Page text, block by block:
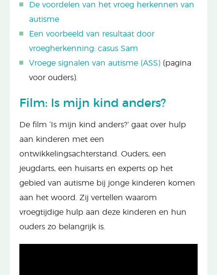
De voordelen van het vroeg herkennen van
autisme
Een voorbeeld van resultaat door
vroegherkenning: casus Sam
Vroege signalen van autisme (ASS) (pagina
voor ouders).
Film: Is mijn kind anders?
De film ‘Is mijn kind anders?’ gaat over hulp
aan kinderen met een
ontwikkelingsachterstand. Ouders, een
jeugdarts, een huisarts en experts op het
gebied van autisme bij jonge kinderen komen
aan het woord. Zij vertellen waarom
vroegtijdige hulp aan deze kinderen en hun
ouders zo belangrijk is.